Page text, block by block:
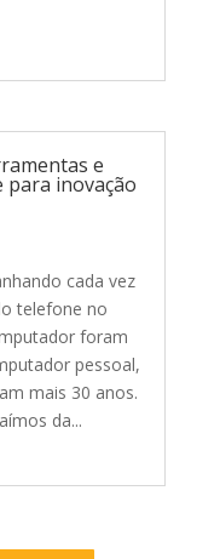
e
para inovação
cada vez
telefone no
foram
pessoal,
mais 30 anos.
da...